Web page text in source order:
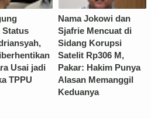
Status
Usai jadi
TPPU
Nama Jokowi dan
Sjafrie Mencuat di
Sidang Korupsi
Satelit Rp306 M,
Pakar: Hakim Punya
Alasan Memanggil
Keduanya